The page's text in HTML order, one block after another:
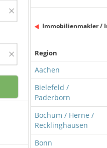
Immobilienmakler /
Region
Aachen
Bielefeld /
Paderborn
Bochum / Herne /
Recklinghausen
Bonn
×
×